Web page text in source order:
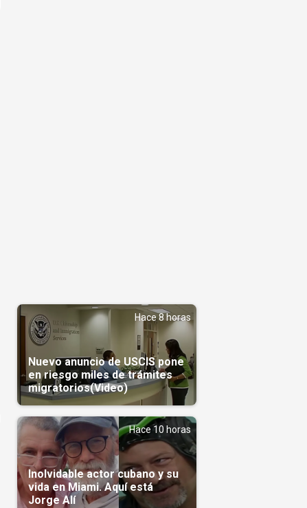
Hace 8 horas
Nuevo anuncio de USCIS pone
en riesgo miles de trámites
migratorios(Video)
Hace 10 horas
Inolvidable actor cubano y su
vida en Miami. Aquí está
Jorge Alí